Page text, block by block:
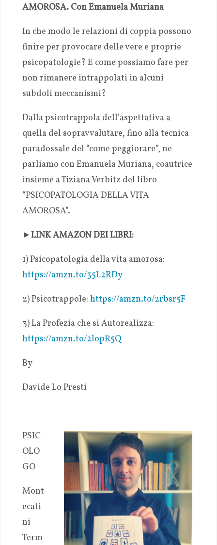
AMOROSA. Con Emanuela Muriana
In che modo le relazioni di coppia possono
finire per provocare delle vere e proprie
psicopatologie? E come possiamo fare per
non rimanere intrappolati in alcuni
subdoli meccanismi?
Dalla psicotrappola dell’aspettativa a
quella del sopravvalutare, fino alla tecnica
paradossale del “come peggiorare”, ne
parliamo con Emanuela Muriana, coautrice
insieme a Tiziana Verbitz del libro
“PSICOPATOLOGIA DELLA VITA
AMOROSA”.
►LINK AMAZON DEI LIBRI:
1) Psicopatologia della vita amorosa:
https://amzn.to/35L2RDy
2) Psicotrappole: https://amzn.to/2rbsr5F
3) La Profezia che si Autorealizza:
https://amzn.to/2lopR5Q
By
Davide Lo Presti
PSIC
OLO
GO
Mont
ecati
ni
Term